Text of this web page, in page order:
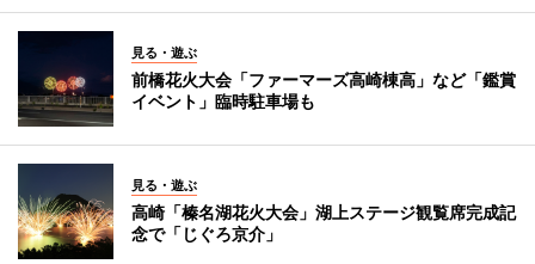
見る・遊ぶ
前橋花火大会「ファーマーズ高崎棟高」など「鑑賞
イベント」臨時駐車場も
見る・遊ぶ
高崎「榛名湖花火大会」湖上ステージ観覧席完成記
念で「じぐろ京介」